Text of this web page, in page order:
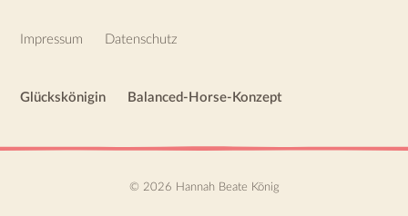
Footer
Impressum Datenschutz
Glückskönigin Balanced-Horse-Konzept
© 2026 Hannah Beate König